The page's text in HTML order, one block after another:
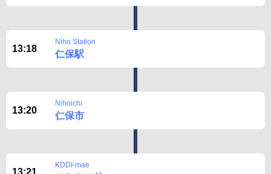
13:18
Niho Station
仁保駅
13:20
Nihoichi
仁保市
13:21
KDDI-mae